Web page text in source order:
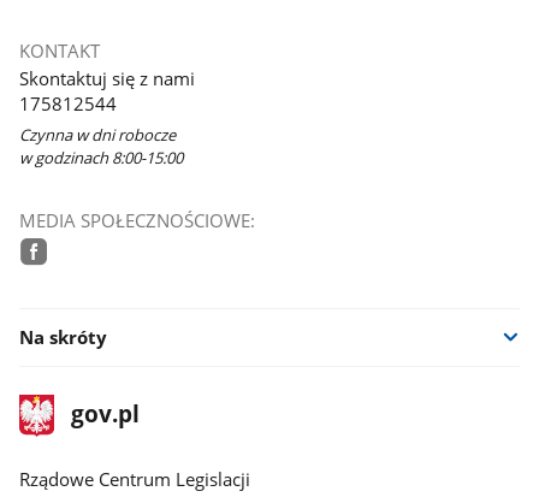
KONTAKT
Skontaktuj się z nami
175812544
Czynna w dni robocze
w godzinach 8:00-15:00
MEDIA SPOŁECZNOŚCIOWE:
Na skróty
stopka
gov.plStrona
gov.pl
Rządowe Centrum Legislacji